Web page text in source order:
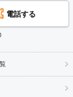
電話する